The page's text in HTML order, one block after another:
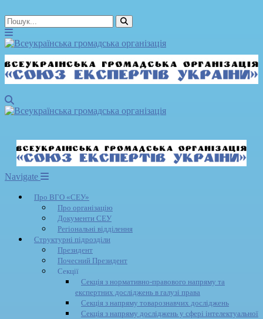
Navigate
Про ВГО «СЕУ»
Про організацію
Документи СЕУ
Регіональні відділення
Структурні підрозділи
Президент
Почесний Президент
Секції
Секція з нормативно-правового напряму та
експертних досліджень в галузі права
Секція з напряму товарознавчих досліджень
Секція з напряму досліджень у сфері інтелектуальної